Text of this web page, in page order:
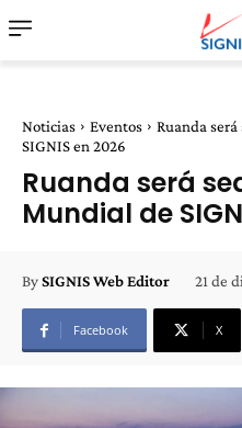
Noticias Eventos
Ruanda
SIGNIS en 2026
Ruanda será
Mundial de
BySIGNIS Web Editor 21 de
Facebook X